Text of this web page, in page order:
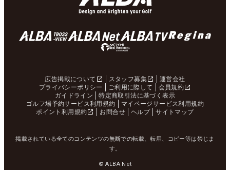
広告掲載について スタッフ募集
運営会社
プライバシーポリシー
ご利用に際して
会員規約
ガイドライン
特定商取引法に基づく表示
ゴルフ場予約サービス利用規約
マイページサービス利用規約
ポイント利用規約
お問合せ ヘルプ サイトマップ
掲載されている全てのコンテンツの無断での転載、転用、コピー等は禁じま
す。
© ALBA Net